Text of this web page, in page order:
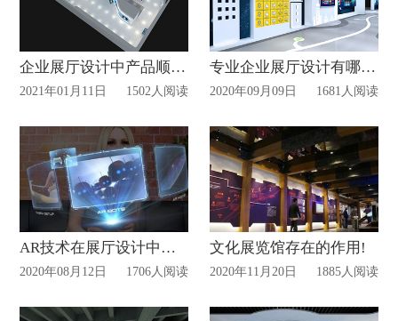
企业展厅设计中产品顺序如何设计?
2021年01月11日 1502人阅读
专业企业展厅设计有哪些特点?
2020年09月09日 1681人阅读
AR技术在展厅设计中作用
2020年08月12日 1706人阅读
文化展览馆存在的作用!
2020年11月20日 1885人阅读